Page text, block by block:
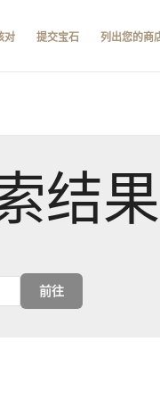
对 提交宝石 列出您的商
结果
前往